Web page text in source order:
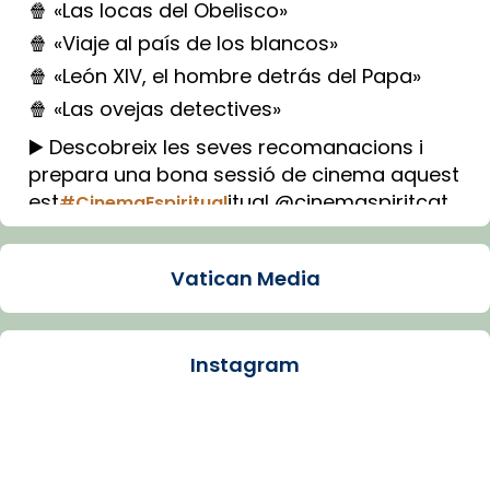
🍿 «Las locas del Obelisco»
🍿 «Viaje al país de los blancos»
🍿 «León XIV, el hombre detrás del Papa»
🍿 «Las ovejas detectives»
▶️ Descobreix les seves recomanacions i
prepara una bona sessió de cinema aquest
est#CinemaEspiritualitual @cinemaspiritcat
Imatge: Generada amb IA (OpenAI)
View on Facebook · Share
Arquebisbat de Barcelona
Vatican Media
Instagram